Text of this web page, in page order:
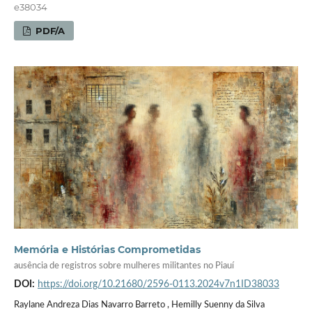
e38034
PDF/A
Memória e Histórias Comprometidas
ausência de registros sobre mulheres militantes no Piauí
DOI: https://doi.org/10.21680/2596-0113.2024v7n1ID38033
Raylane Andreza Dias Navarro Barreto , Hemilly Suenny da Silva